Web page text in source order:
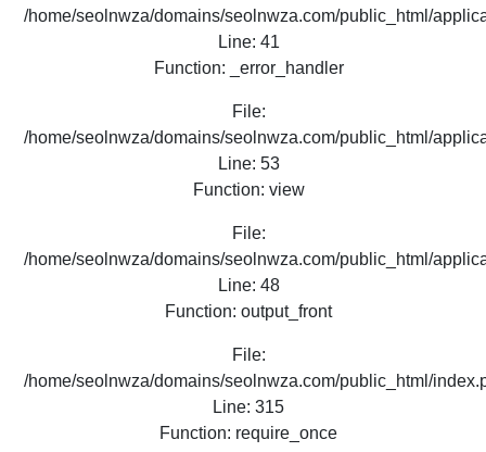
/home/seolnwza/domains/seolnwza.com/public_html/
Line: 41
Function: _error_handler
File:
/home/seolnwza/domains/seolnwza.com/public_html/
Line: 53
Function: view
File:
/home/seolnwza/domains/seolnwza.com/public_html/
Line: 48
Function: output_front
File:
/home/seolnwza/domains/seolnwza.com/public_html/
Line: 315
Function: require_once